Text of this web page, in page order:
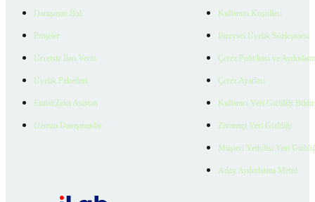
Danışman Bul
Projeler
Ücretsiz İlan Verin
Üyelik Paketleri
EmlakZeka Asistan
Uzman Danışmanlar
Kullanım Koşulları
Bireysel Üyelik Sözleşmesi
Çerez Politikası ve
Çerez Ayarları
Kullanıcı Veri Gizliliği
Ziyaretçi Veri Gizliliği
Müşteri Yetkilisi Veri
Aday Aydınlatma Metni